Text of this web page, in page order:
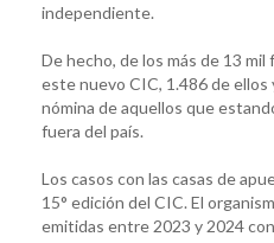
independiente.
De hecho, de los más de 13
este nuevo CIC, 1.486 de ellos
nómina de aquellos que
fuera del país.
Los casos con las casas de
15° edición del CIC. El
emitidas entre 2023 y 2024